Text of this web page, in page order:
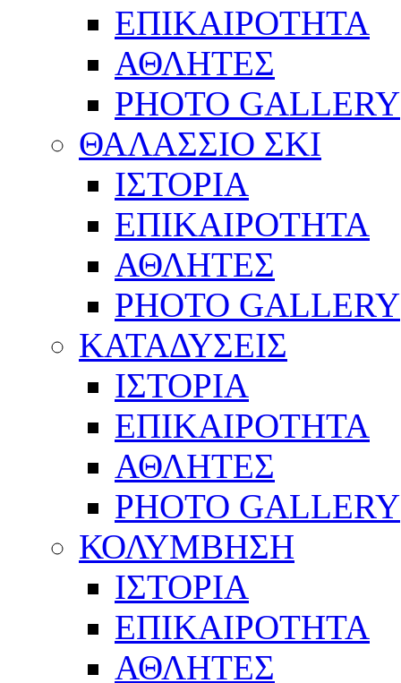
ΕΠΙΚΑΙΡΟΤΗΤΑ
ΑΘΛΗΤΕΣ
PHOTO GALLERY
ΘΑΛΑΣΣΙΟ ΣΚΙ
ΙΣΤΟΡΙΑ
ΕΠΙΚΑΙΡΟΤΗΤΑ
ΑΘΛΗΤΕΣ
PHOTO GALLERY
ΚΑΤΑΔΥΣΕΙΣ
ΙΣΤΟΡΙΑ
ΕΠΙΚΑΙΡΟΤΗΤΑ
ΑΘΛΗΤΕΣ
PHOTO GALLERY
ΚΟΛΥΜΒΗΣΗ
ΙΣΤΟΡΙΑ
ΕΠΙΚΑΙΡΟΤΗΤΑ
ΑΘΛΗΤΕΣ